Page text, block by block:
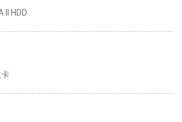
II HDD